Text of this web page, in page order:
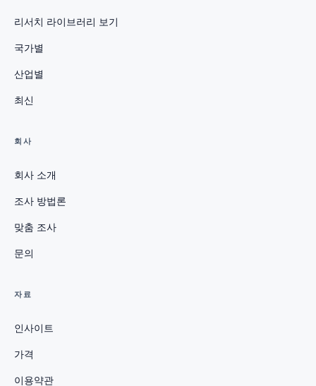
리서치 라이브러리 보기
국가별
산업별
최신
회사
회사 소개
조사 방법론
맞춤 조사
문의
자료
인사이트
가격
이용약관